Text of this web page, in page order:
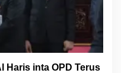
Haris inta OPD Terus